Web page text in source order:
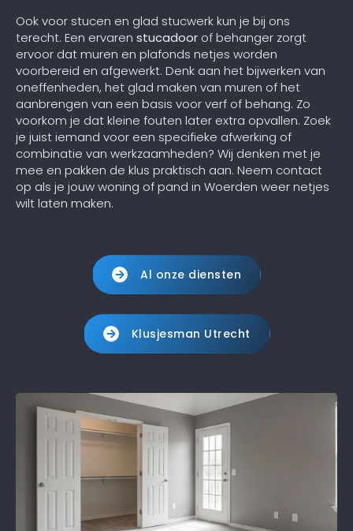
Ook voor stucen en glad stucwerk kun je bij ons
terecht. Een ervaren stucadoor of behanger zorgt
ervoor dat muren en plafonds netjes worden
voorbereid en afgewerkt. Denk aan het bijwerken van
oneffenheden, het glad maken van muren of het
aanbrengen van een basis voor verf of behang. Zo
voorkom je dat kleine fouten later extra opvallen. Zoek
je juist iemand voor een specifieke afwerking of
combinatie van werkzaamheden? Wij denken met je
mee en pakken de klus praktisch aan. Neem contact
op als je jouw woning of pand in Woerden weer netjes
wilt laten maken.
Al onze diensten
Klusjesman Utrecht